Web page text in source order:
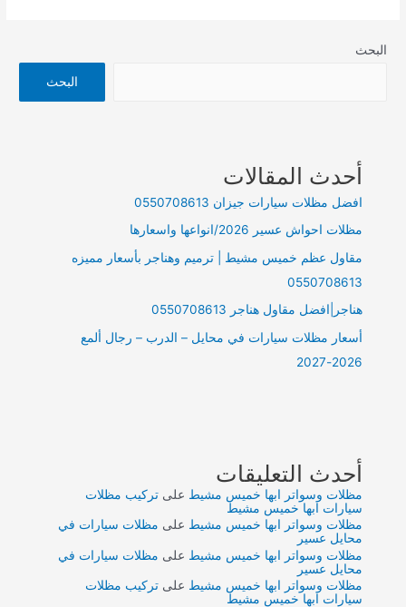
أبها
البحث
البحث
أحدث المقالات
افضل مظلات سيارات جيزان 0550708613
مظلات احواش عسير 2026/انواعها واسعارها
مقاول عظم خميس مشيط | ترميم وهناجر بأسعار مميزه
0550708613
هناجر|افضل مقاول هناجر 0550708613
أسعار مظلات سيارات في محايل – الدرب – رجال ألمع
2026-2027
أحدث التعليقات
مظلات وسواتر ابها خميس مشيط علىتركيب مظلات
سيارات ابها خميس مشيط
مظلات وسواتر ابها خميس مشيط على مظلات سيارات في
محايل عسير
مظلات وسواتر ابها خميس مشيط على مظلات سيارات في
محايل عسير
مظلات وسواتر ابها خميس مشيط علىتركيب مظلات
سيارات ابها خميس مشيط